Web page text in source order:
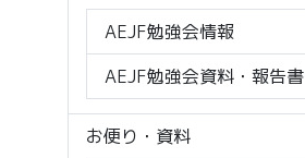
AEJF勉強会情報
AEJF勉強会資料・報告書
お便り・資料